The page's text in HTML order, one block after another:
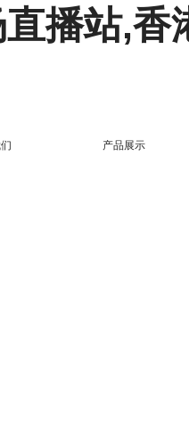
播站,香
产品展示